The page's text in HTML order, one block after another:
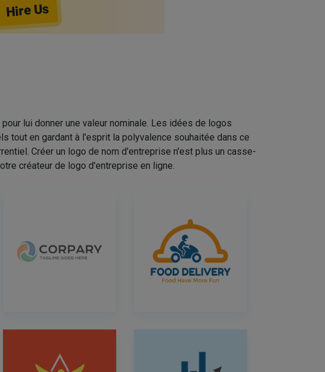
Hire Us
lui donner une valeur nominale. Les idées de logos
en gardant à l'esprit la polyvalence souhaitée dans ce
Créer un logo de nom d'entreprise n'est plus un casse-
créateur de logo d'entreprise en ligne.